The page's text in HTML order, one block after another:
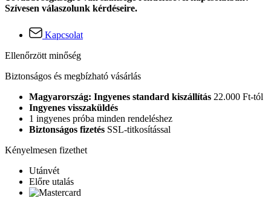
Szívesen válaszolunk kérdéseire.
Kapcsolat
Ellenőrzött minőség
Biztonságos és megbízható vásárlás
Magyarország: Ingyenes standard kiszállítás 22.000 Ft-tól
Ingyenes visszaküldés
1 ingyenes próba minden rendeléshez
Biztonságos fizetés SSL-titkosítással
Kényelmesen fizethet
Utánvét
Előre utalás